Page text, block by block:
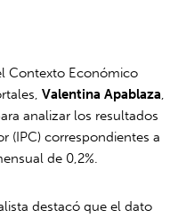
Contexto Económico
Valentina Apablaza
analizar los resultados
(IPC) correspondientes a
de 0,2%.
destacó que el dato